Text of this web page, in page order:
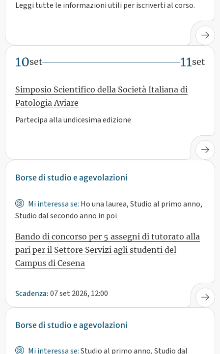
Leggi tutte le informazioni utili per iscriverti al corso.
10set 11set
Simposio Scientifico della Società Italiana di
Patologia Aviare
Partecipa alla undicesima edizione
Borse di studio e agevolazioni
Mi interessa se: Ho una laurea, Studio al primo anno,
Studio dal secondo anno in poi
Bando di concorso per 5 assegni di tutorato alla
pari per il Settore Servizi agli studenti del
Campus di Cesena
Scadenza: 07 set 2026, 12:00
Borse di studio e agevolazioni
Mi interessa se:Studio al primo anno, Studio dal